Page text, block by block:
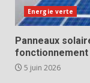
Energie verte
Panneaux
5 juin 2026